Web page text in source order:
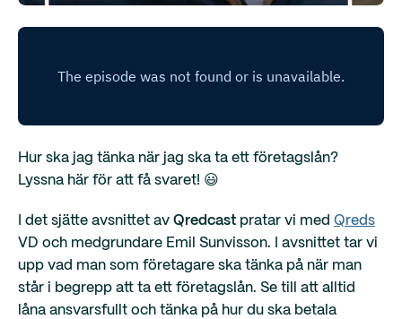
Hur ska jag tänka när jag ska ta ett företagslån?
Lyssna här för att få svaret! 😃
I det sjätte avsnittet av Qredcast pratar vi med Qreds
VD och medgrundare Emil Sunvisson. I avsnittet tar vi
upp vad man som företagare ska tänka på när man
står i begrepp att ta ett företagslån. Se till att alltid
låna ansvarsfullt och tänka på hur du ska betala